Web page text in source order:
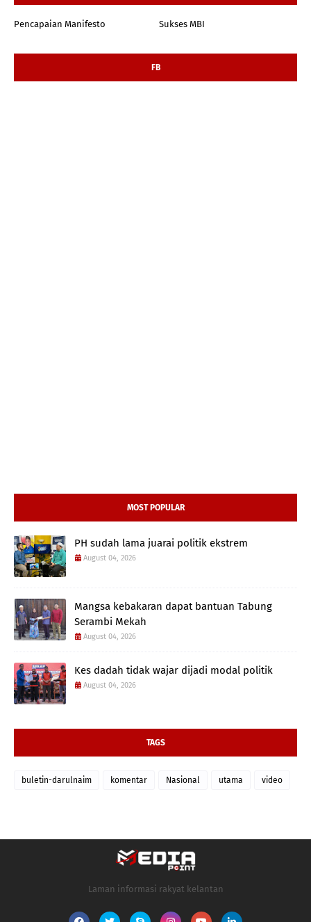
Pencapaian Manifesto Sukses MBI
FB
MOST POPULAR
PH sudah lama juarai politik ekstrem
August 04, 2026
Mangsa kebakaran dapat bantuan Tabung
Serambi Mekah
August 04, 2026
Kes dadah tidak wajar dijadi modal politik
August 04, 2026
TAGS
buletin-darulnaim komentar Nasional utama video
Laman informasi rakyat kelantan